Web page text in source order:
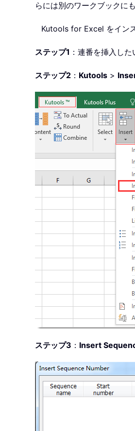
らには別のワークブックに
Kutools for Excel をイン
ステップ1 ：連番を挿入した
ステップ2 ： Kutools >
ステップ3 ： Insert